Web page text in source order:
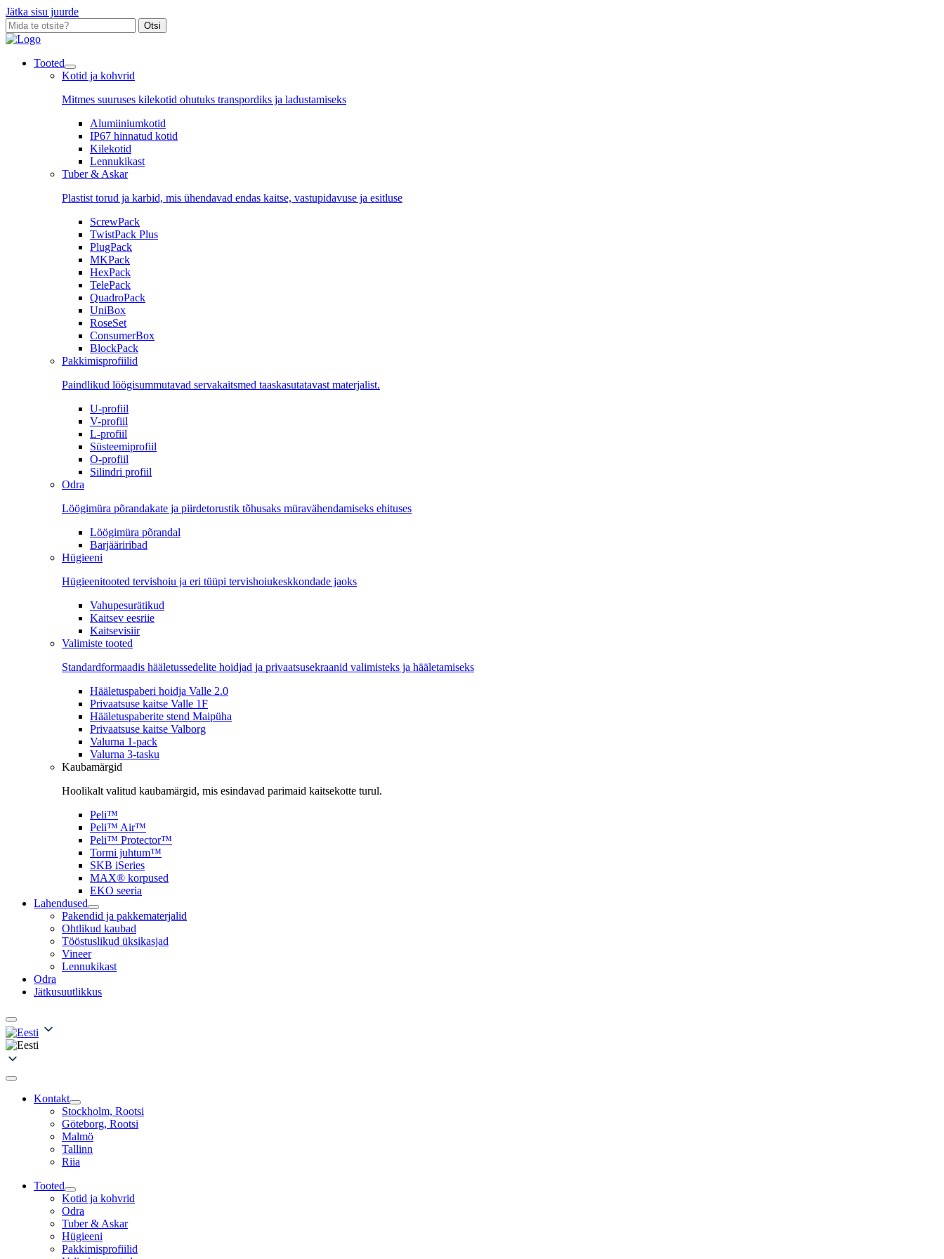
Jätka sisu juurde
Otsi
Tooted
Kotid ja kohvrid
Mitmes suuruses kilekotid ohutuks transpordiks ja ladustamiseks
Alumiiniumkotid
IP67 hinnatud kotid
Kilekotid
Lennukikast
Tuber & Askar
Plastist torud ja karbid, mis ühendavad endas kaitse, vastupidavuse ja esitluse
ScrewPack
TwistPack Plus
PlugPack
MKPack
HexPack
TelePack
QuadroPack
UniBox
RoseSet
ConsumerBox
BlockPack
Pakkimisprofiilid
Paindlikud löögisummutavad servakaitsmed taaskasutatavast materjalist.
U-profiil
V-profiil
L-profiil
Süsteemiprofiil
O-profiil
Silindri profiil
Odra
Löögimüra põrandakate ja piirdetorustik tõhusaks müravähendamiseks ehituses
Löögimüra põrandal
Barjääriribad
Hügieeni
Hügieenitooted tervishoiu ja eri tüüpi tervishoiukeskkondade jaoks
Vahupesurätikud
Kaitsev eesriie
Kaitsevisiir
Valimiste tooted
Standardformaadis hääletussedelite hoidjad ja privaatsusekraanid valimisteks ja hääletamiseks
Hääletuspaberi hoidja Valle 2.0
Privaatsuse kaitse Valle 1F
Hääletuspaberite stend Maipüha
Privaatsuse kaitse Valborg
Valurna 1-pack
Valurna 3-tasku
Kaubamärgid
Hoolikalt valitud kaubamärgid, mis esindavad parimaid kaitsekotte turul.
Peli™
Peli™ Air™
Peli™ Protector™
Tormi juhtum™
SKB iSeries
MAX® korpused
EKO seeria
Lahendused
Pakendid ja pakkematerjalid
Ohtlikud kaubad
Tööstuslikud üksikasjad
Vineer
Lennukikast
Odra
Jätkusuutlikkus
Kontakt
Stockholm, Rootsi
Göteborg, Rootsi
Malmö
Tallinn
Riia
Tooted
Kotid ja kohvrid
Odra
Tuber & Askar
Hügieeni
Pakkimisprofiilid